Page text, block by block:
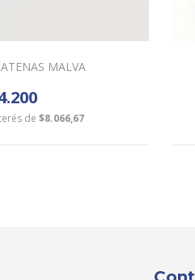
MALVA
de $8.066,67